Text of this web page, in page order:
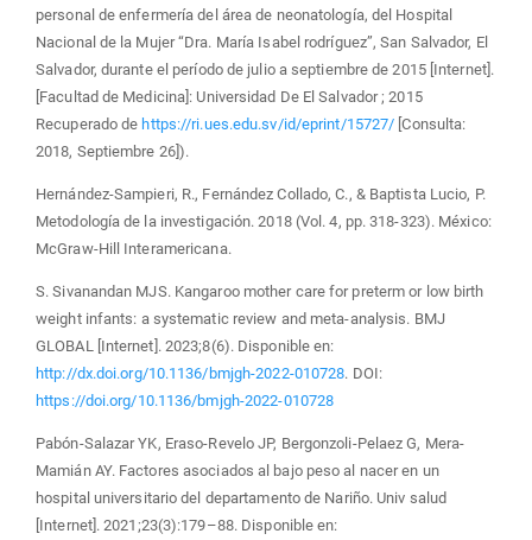
personal de enfermería del área de neonatología, del Hospital
Nacional de la Mujer “Dra. María Isabel rodríguez”, San Salvador, El
Salvador, durante el período de julio a septiembre de 2015 [Internet].
[Facultad de Medicina]: Universidad De El Salvador ; 2015
Recuperado de https://ri.ues.edu.sv/id/eprint/15727/ [Consulta:
2018, Septiembre 26]).
Hernández-Sampieri, R., Fernández Collado, C., & Baptista Lucio, P.
Metodología de la investigación. 2018 (Vol. 4, pp. 318-323). México:
McGraw-Hill Interamericana.
S. Sivanandan MJS. Kangaroo mother care for preterm or low birth
weight infants: a systematic review and meta-analysis. BMJ
GLOBAL [Internet]. 2023;8(6). Disponible en:
http://dx.doi.org/10.1136/bmjgh-2022-010728. DOI:
https://doi.org/10.1136/bmjgh-2022-010728
Pabón-Salazar YK, Eraso-Revelo JP, Bergonzoli-Pelaez G, Mera-
Mamián AY. Factores asociados al bajo peso al nacer en un
hospital universitario del departamento de Nariño. Univ salud
[Internet]. 2021;23(3):179–88. Disponible en: